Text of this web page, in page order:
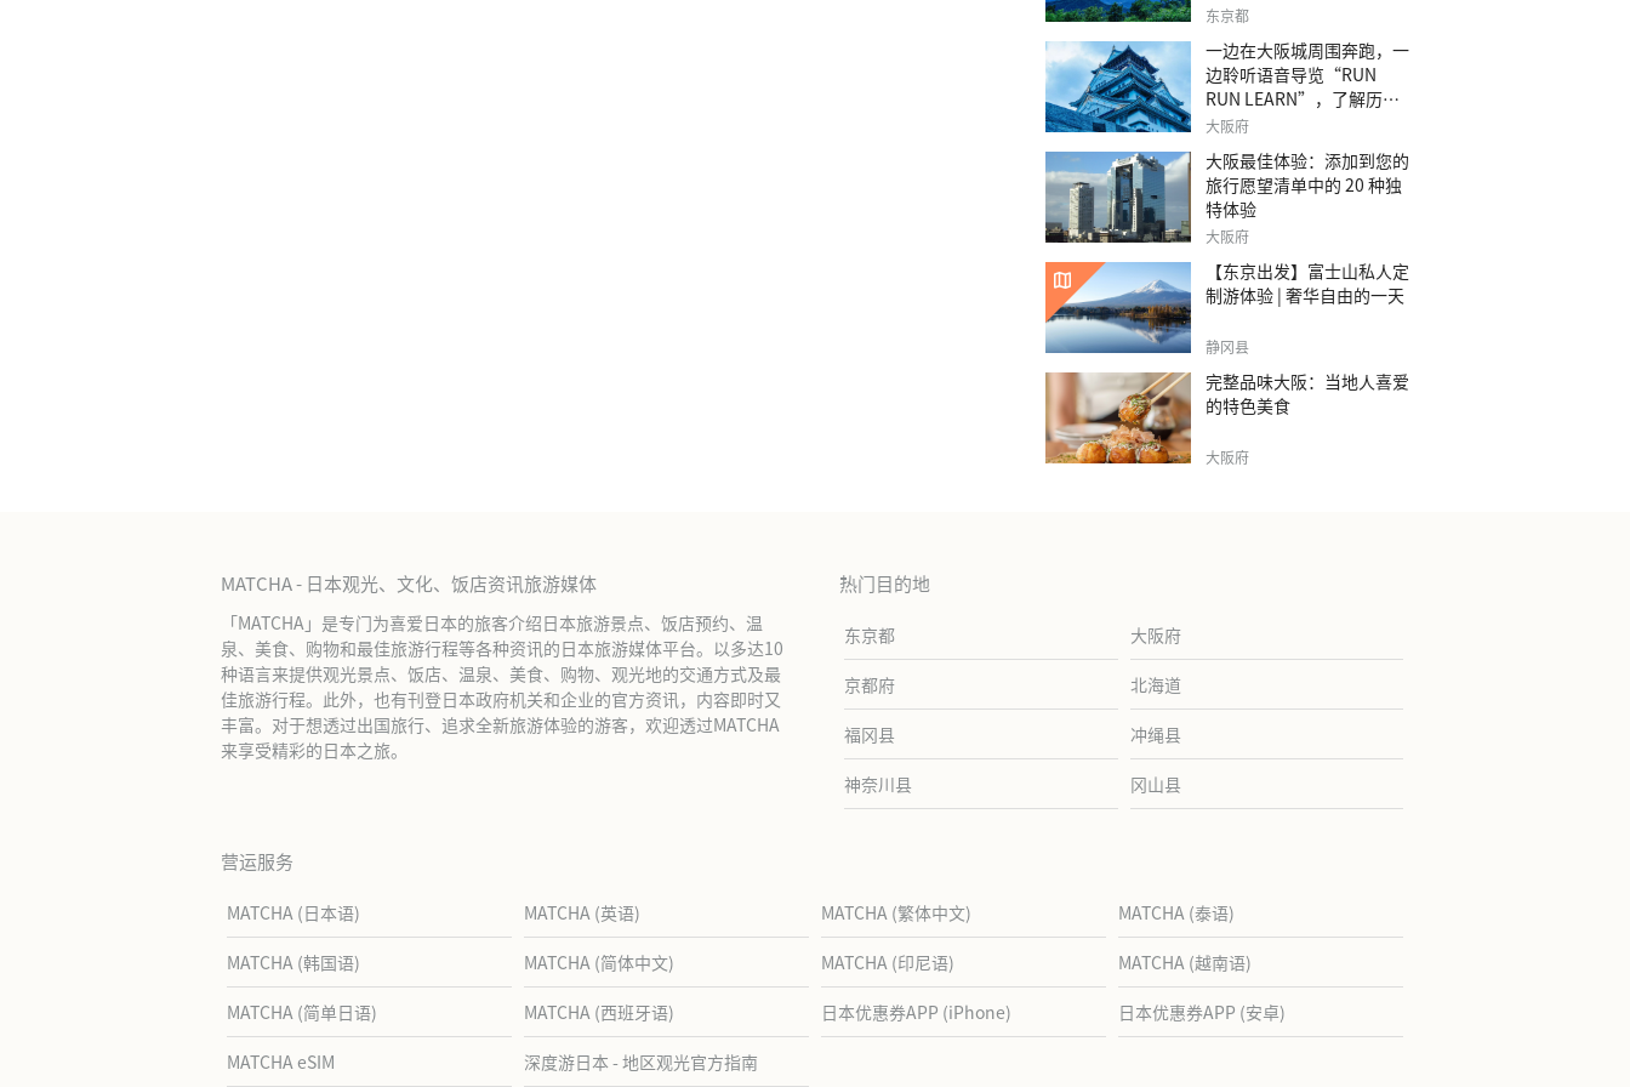
之旅。
东京都
一边在大阪城周围奔跑，一
边聆听语音导览“RUN
RUN LEARN”，了解历
史。
大阪府
大阪最佳体验：添加到您的
旅行愿望清单中的 20 种独
特体验
大阪府
【东京出发】富士山私人定
制游体验 | 奢华自由的一天
静冈县
完整品味大阪：当地人喜爱
的特色美食
大阪府
MATCHA - 日本观光、文化、饭店资讯旅游媒体
「MATCHA」是专门为喜爱日本的旅客介绍日本旅游景点、饭店预约、温
泉、美食、购物和最佳旅游行程等各种资讯的日本旅游媒体平台。以多达10
种语言来提供观光景点、饭店、温泉、美食、购物、观光地的交通方式及最
佳旅游行程。此外，也有刊登日本政府机关和企业的官方资讯，内容即时又
丰富。对于想透过出国旅行、追求全新旅游体验的游客，欢迎透过MATCHA
来享受精彩的日本之旅。
热门目的地
东京都 大阪府
京都府 北海道
福冈县 冲绳县
神奈川县 冈山县
营运服务
MATCHA (日本语) MATCHA (英语) MATCHA (繁体中文) MATCHA (泰语)
MATCHA (韩国语) MATCHA (简体中文) MATCHA (印尼语) MATCHA (越南语)
MATCHA (简单日语) MATCHA (西班牙语) 日本优惠券APP (iPhone) 日本优惠券APP (安卓)
MATCHA eSIM 深度游日本 - 地区观光官方指南